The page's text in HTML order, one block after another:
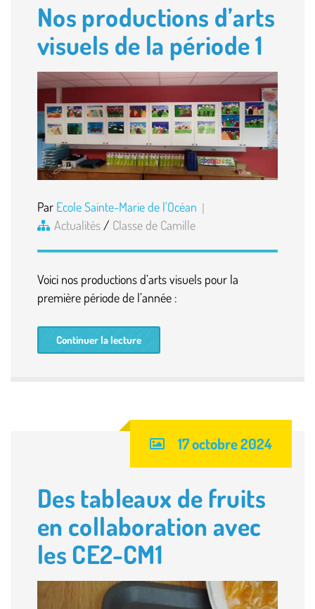
Nos productions d’arts
visuels de la période 1
Par Ecole Sainte-Marie de l'Océan
Actualités / Classe de Camille
Voici nos productions d’arts visuels pour la
première période de l’année :
Continuer la lecture
17 octobre 2024
Des tableaux de fruits
en collaboration avec
les CE2-CM1